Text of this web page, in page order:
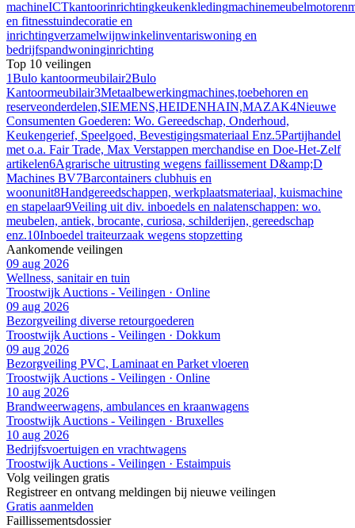
machineICTkantoorinrichtingkeukenkledingmachinemeubelmotoren
en fitnesstuindecoratie en
inrichtingverzamelwijnwinkelinventariswoning en
bedrijfspandwoninginrichting
Top 10 veilingen
1Bulo kantoormeubilair2Bulo
Kantoormeubilair3Metaalbewerkingmachines,toebehoren en
reserveonderdelen,SIEMENS,HEIDENHAIN,MAZAK4Nieuwe
Consumenten Goederen: Wo. Gereedschap, Onderhoud,
Keukengerief, Speelgoed, Bevestigingsmateriaal Enz.5Partijhandel
met o.a. Fair Trade, Max Verstappen merchandise en Doe-Het-Zelf
artikelen6Agrarische uitrusting wegens faillissement D&amp;D
Machines BV7Barcontainers clubhuis en
woonunit8Handgereedschappen, werkplaatsmateriaal, kuismachine
en stapelaar9Veiling uit div. inboedels en nalatenschappen: wo.
meubelen, antiek, brocante, curiosa, schilderijen, gereedschap
enz.10Inboedel traiteurzaak wegens stopzetting
Aankomende veilingen
09 aug 2026
Wellness, sanitair en tuin
Troostwijk Auctions - Veilingen · Online
09 aug 2026
Bezorgveiling diverse retourgoederen
Troostwijk Auctions - Veilingen · Dokkum
09 aug 2026
Bezorgveiling PVC, Laminaat en Parket vloeren
Troostwijk Auctions - Veilingen · Online
10 aug 2026
Brandweerwagens, ambulances en kraanwagens
Troostwijk Auctions - Veilingen · Bruxelles
10 aug 2026
Bedrijfsvoertuigen en vrachtwagens
Troostwijk Auctions - Veilingen · Estaimpuis
Volg veilingen gratis
Registreer en ontvang meldingen bij nieuwe veilingen
Gratis aanmelden
Faillissementsdossier